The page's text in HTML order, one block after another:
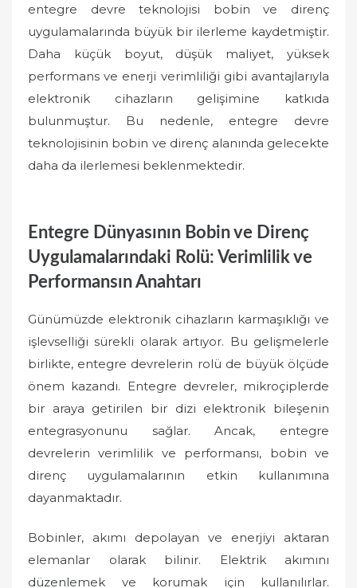
entegre devre teknolojisi bobin ve direnç
uygulamalarında büyük bir ilerleme kaydetmiştir.
Daha küçük boyut, düşük maliyet, yüksek
performans ve enerji verimliliği gibi avantajlarıyla
elektronik cihazların gelişimine katkıda
bulunmuştur. Bu nedenle, entegre devre
teknolojisinin bobin ve direnç alanında gelecekte
daha da ilerlemesi beklenmektedir.
Entegre Dünyasının Bobin ve Direnç
Uygulamalarındaki Rolü: Verimlilik ve
Performansın Anahtarı
Günümüzde elektronik cihazların karmaşıklığı ve
işlevselliği sürekli olarak artıyor. Bu gelişmelerle
birlikte, entegre devrelerin rolü de büyük ölçüde
önem kazandı. Entegre devreler, mikroçiplerde
bir araya getirilen bir dizi elektronik bileşenin
entegrasyonunu sağlar. Ancak, entegre
devrelerin verimlilik ve performansı, bobin ve
direnç uygulamalarının etkin kullanımına
dayanmaktadır.
Bobinler, akımı depolayan ve enerjiyi aktaran
elemanlar olarak bilinir. Elektrik akımını
düzenlemek ve korumak için kullanılırlar.